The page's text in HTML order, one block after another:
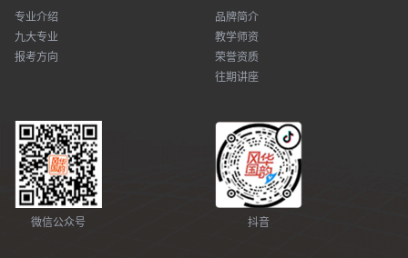
专业介绍
九大专业
报考方向
品牌简介
教学师资
荣誉资质
往期讲座
微信公众号 抖音